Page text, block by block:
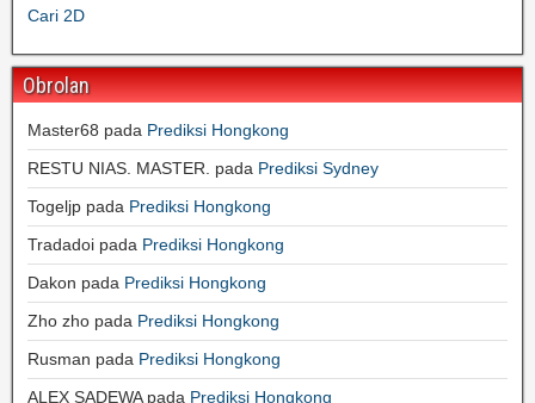
Cari 2D
Obrolan
Master68 pada Prediksi Hongkong
RESTU NIAS. MASTER.
pada Prediksi Sydney
Togeljp pada Prediksi Hongkong
Tradadoi pada Prediksi Hongkong
Dakon pada Prediksi Hongkong
Zho zho pada Prediksi Hongkong
Rusman pada Prediksi Hongkong
ALEX SADEWApada Prediksi Hongkong